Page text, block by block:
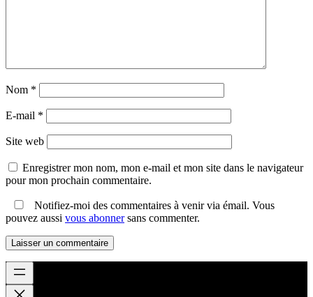
Nom *
E-mail *
Site web
Enregistrer mon nom, mon e-mail et mon site dans le navigateur
pour mon prochain commentaire.
Notifiez-moi des commentaires à venir via émail. Vous
pouvez aussi vous abonnersans commenter.